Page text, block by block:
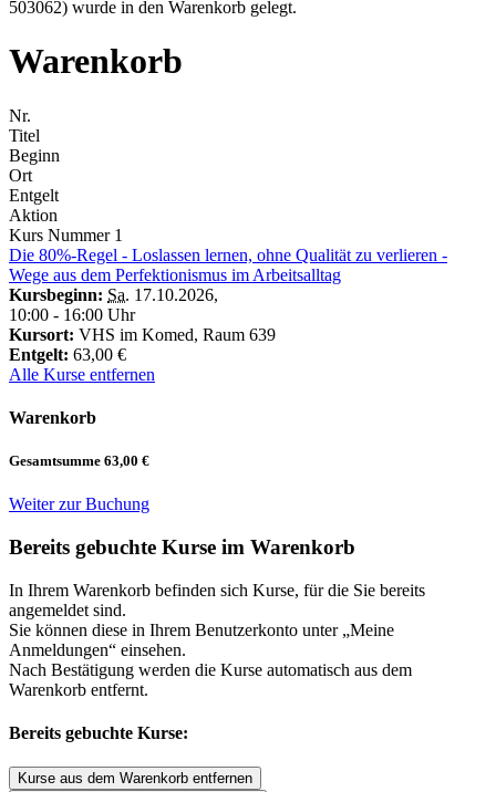
503062) wurde in den Warenkorb gelegt.
Warenkorb
Nr.
Titel
Beginn
Ort
Entgelt
Aktion
Kurs Nummer 1
Die 80%-Regel - Loslassen lernen, ohne Qualität zu verlieren -
Wege aus dem Perfektionismus im Arbeitsalltag
Kursbeginn: Sa. 17.10.2026,
10:00 - 16:00 Uhr
Kursort: VHS im Komed, Raum 639
Entgelt: 63,00 €
Alle Kurse entfernen
Warenkorb
Gesamtsumme 63,00 €
Weiter zur Buchung
Bereits gebuchte Kurse im Warenkorb
In Ihrem Warenkorb befinden sich Kurse, für die Sie bereits
angemeldet sind.
Sie können diese in Ihrem Benutzerkonto unter „Meine
Anmeldungen“ einsehen.
Nach Bestätigung werden die Kurse automatisch aus dem
Warenkorb entfernt.
Bereits gebuchte Kurse:
Kurse aus dem Warenkorb entfernen